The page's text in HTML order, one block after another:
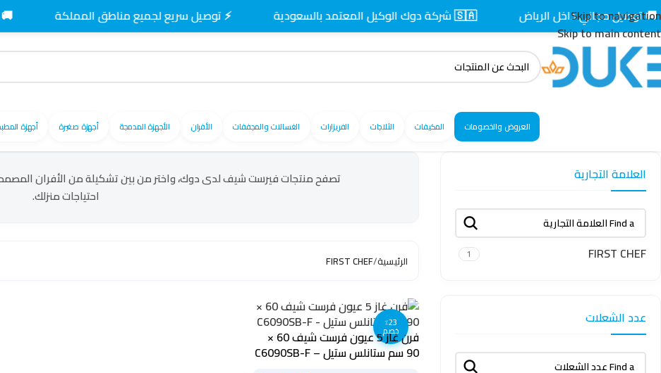
Skip to navigation
Skip to main content
العروض والخصومات المكيفات الثلاجات الفريزارات الغسالات والمجففات الأفران الأجهزة المدمجة أجهزة صغيرة أجهزة
العلامة التجارية
FIRST CHEF
1
عدد الشعلات
تصفح منتجات فيرست شيف لدى دوك، واختر من بين تشكيلة من الأفران
احتياجات منزلك.
الرئيسية/
FIRST CHEF
٪23
خصم فرن غاز 5 عيون فرست شيف 60 ×
90 سم ستانلس ستيل – C6090SB-F
توصيل مجاني داخل الرياض 🇸🇦 شركة دوك الوكيل المعتمد بالسعودية ⚡ توصيل سريع لجميع مناطق المملكة 🚚